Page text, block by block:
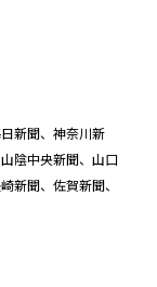
新聞、神奈川新
陰中央新聞、山口
新聞、佐賀新聞、